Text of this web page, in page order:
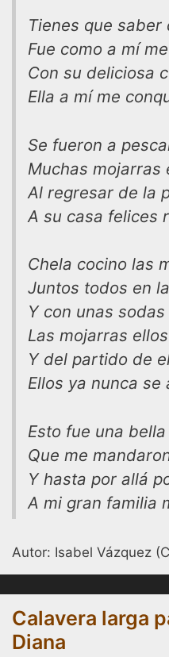
Tienes que saber
Fue como a mí
Con su deliciosa
Ella a mí me
Se fueron a
Muchas mojarras
Al regresar de la
A su casa felices
Chela cocino las
Juntos todos en
Y con unas
Las mojarras
Y del partido de
Ellos ya nunca se
Esto fue una
Que me
Y hasta por allá
A mi gran familia
Autor: Isabel Vázquez
Calavera larga
Diana